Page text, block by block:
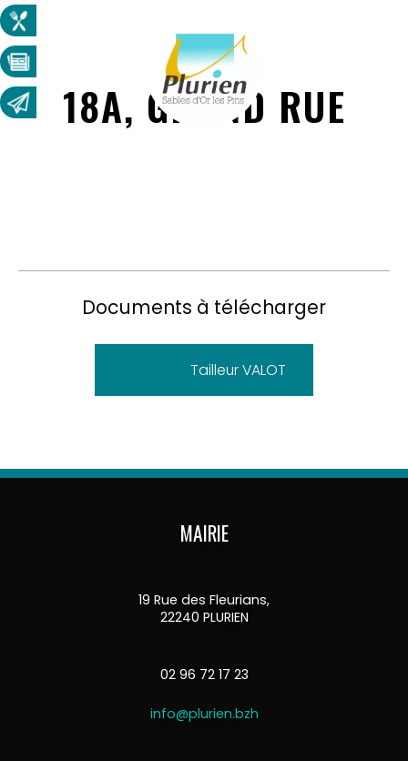
18A, GRAND RUE
Documents à télécharger
Tailleur VALOT
MAIRIE
19 Rue des Fleurians,
22240 PLURIEN
02 96 72 17 23
info@plurien.bzh